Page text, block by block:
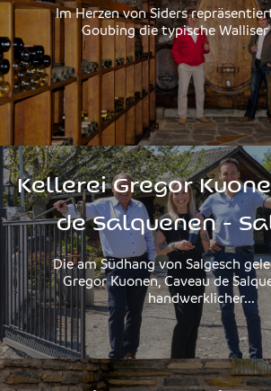
Im Herzen von Siders
Goubing die typische Walliser
Kellerei Gregor
de Salquenen -
Die am Südhang von Salgesch
Gregor Kuonen, Caveau de
handwerklicher...